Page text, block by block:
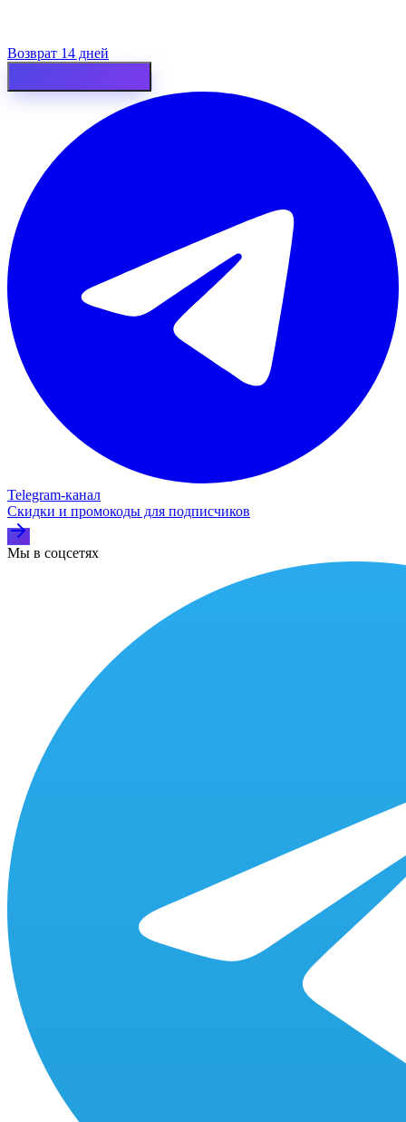
Возврат 14 дней
Telegram‑канал
Скидки и промокоды для подписчиков
Мы в соцсетях